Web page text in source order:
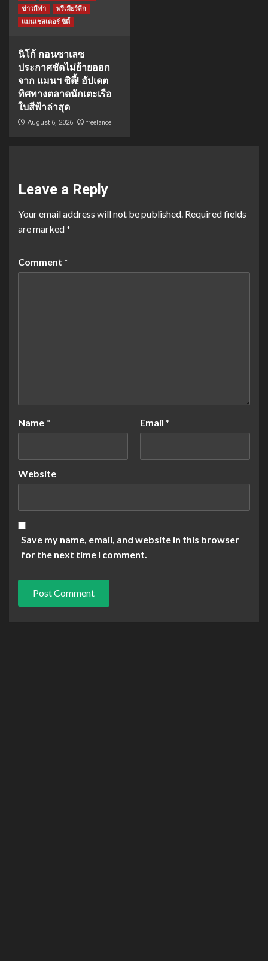
ข่าวกีฬา
พรีเมียร์ลีก
แมนเชสเตอร์ ซิตี้
นิโก้ กอนซาเลซ
ประกาศชัดไม่ย้ายออก
จาก แมนฯ ซิตี้! อัปเดต
ทิศทางตลาดนักเตะเรือ
ใบสีฟ้าล่าสุด
August 6, 2026 freelance
Leave a Reply
Your email address will not be published. Required fields
are marked*
Comment *
Name * Email *
Website
Save my name, email, and website in this browser
for the next time I comment.